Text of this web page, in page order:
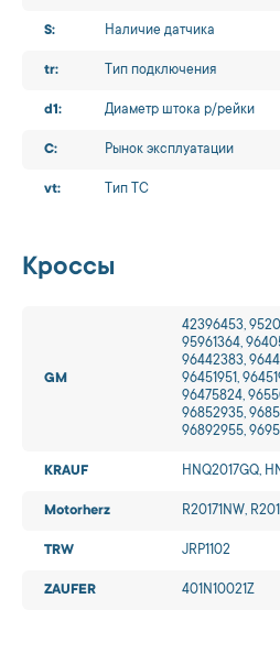
S: Наличие датчика
tr: Тип подключения
d1: Диаметр штока р/рейки
C: Рынок эксплуатации
vt: Тип ТС
Кроссы
GM
42396453,
95961364,
96442383,
96451951,
96475824,
96852935,
96892955,
KRAUF HNQ2017GQ,
Motorherz R20171NW,
TRW JRP1102
ZAUFER 401N10021Z